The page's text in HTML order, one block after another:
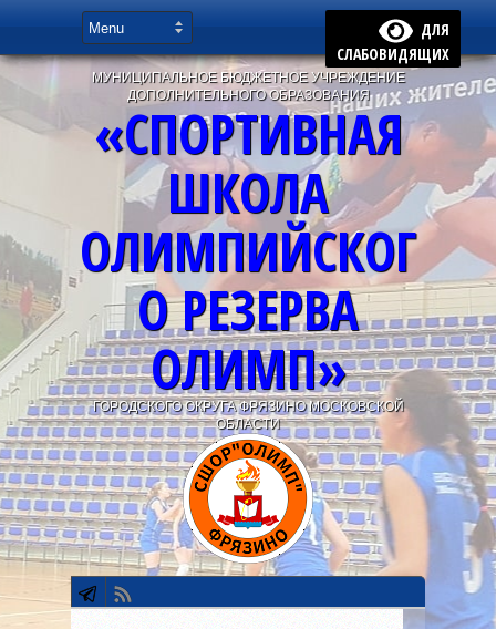
ДЛЯ
СЛАБОВИДЯЩИХ
МУНИЦИПАЛЬНОЕ БЮДЖЕТНОЕ УЧРЕЖДЕНИЕ
ДОПОЛНИТЕЛЬНОГО ОБРАЗОВАНИЯ
«СПОРТИВНАЯ
ШКОЛА
ОЛИМПИЙСКОГ
О РЕЗЕРВА
ОЛИМП»
ГОРОДСКОГО ОКРУГА ФРЯЗИНО МОСКОВСКОЙ
ОБЛАСТИ